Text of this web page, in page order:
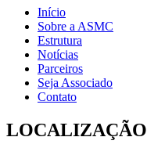
Início
Sobre a ASMC
Estrutura
Notícias
Parceiros
Seja Associado
Contato
LOCALIZAÇÃO